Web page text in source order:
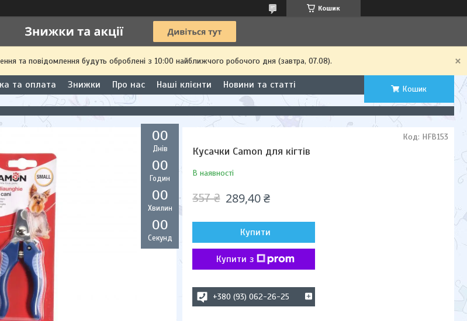
Кошик
та повідомлення будуть оброблені з 10:00 найближчого робочого дня (завтра, 07.08).
та оплата Знижки Про нас Наші клієнти Новини та статті Кошик
00
Днів
00
Годин
00
Хвилин
00
Секунд
Кусачки Camon для кігтів
В наявності
Код: HFB153
357 ₴ 289,40 ₴
Купити
Купити з
+380 (93) 062-26-25